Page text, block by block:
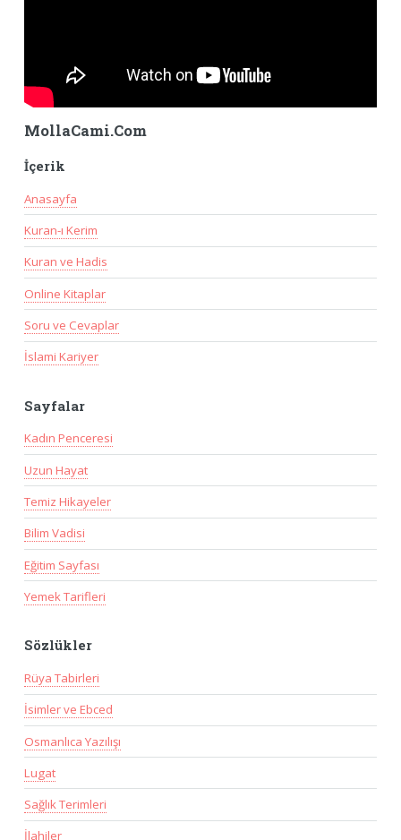
MollaCami.Com
İçerik
Anasayfa
Kuran-ı Kerim
Kuran ve Hadis
Online Kitaplar
Soru ve Cevaplar
İslami Kariyer
Sayfalar
Kadın Penceresi
Uzun Hayat
Temiz Hikayeler
Bilim Vadisi
Eğitim Sayfası
Yemek Tarifleri
Sözlükler
Rüya Tabirleri
İsimler ve Ebced
Osmanlıca Yazılışı
Lugat
Sağlık Terimleri
İlahiler